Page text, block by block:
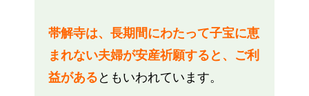
帯解寺は、長期間にわたって子宝に恵
まれない夫婦が安産祈願すると、ご利
益がある ともいわれています。